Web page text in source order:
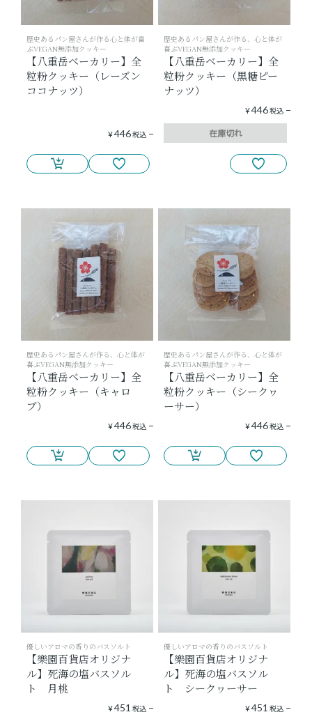
歴史あるパン屋さんが作る心と体が喜
ぶVEGAN無添加クッキー
【八重岳ベーカリー】全
粒粉クッキー（レーズン
ココナッツ）
¥446税込
歴史あるパン屋さんが作る、心と体が
喜ぶVEGAN無添加クッキー
【八重岳ベーカリー】全
粒粉クッキー（黒糖ピー
ナッツ）
¥446税込
在庫切れ
歴史あるパン屋さんが作る、心と体が
喜ぶVEGAN無添加クッキー
【八重岳ベーカリー】全
粒粉クッキー（キャロ
ブ）
¥446税込
歴史あるパン屋さんが作る、心と体が
喜ぶVEGAN無添加クッキー
【八重岳ベーカリー】全
粒粉クッキー（シークヮ
ーサー）
¥446税込
優しいアロマの香りのバスソルト
【樂園百貨店オリジナ
ル】死海の塩バスソル
ト 月桃
¥451 税込
優しいアロマの香りのバスソルト
【樂園百貨店オリジナ
ル】死海の塩バスソル
ト シークヮーサー
¥451 税込